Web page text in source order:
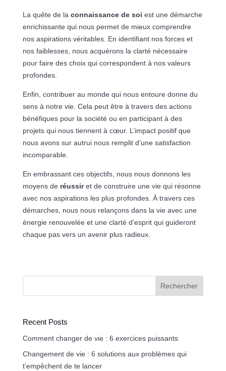
La quête de la connaissance de soi est une démarche
enrichissante qui nous permet de mieux comprendre
nos aspirations véritables. En identifiant nos forces et
nos faiblesses, nous acquérons la clarté nécessaire
pour faire des choix qui correspondent à nos valeurs
profondes.
Enfin, contribuer au monde qui nous entoure donne du
sens à notre vie. Cela peut être à travers des actions
bénéfiques pour la société ou en participant à des
projets qui nous tiennent à cœur. L’impact positif que
nous avons sur autrui nous remplit d’une satisfaction
incomparable.
En embrassant ces objectifs, nous nous donnons les
moyens de réussiret de construire une vie qui résonne
avec nos aspirations les plus profondes. À travers ces
démarches, nous nous relançons dans la vie avec une
énergie renouvelée et une clarté d’esprit qui guideront
chaque pas vers un avenir plus radieux.
Rechercher
Recent Posts
Comment changer de vie : 6 exercices puissants
Changement de vie : 6 solutions aux problèmes qui
t’empêchent de te lancer